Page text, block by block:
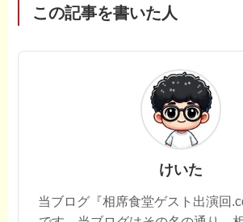
この記事を書いた人
けいた
当ブログ『相席食堂ゲスト出演回